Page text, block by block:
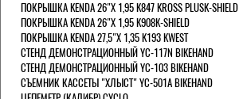
ПОКРЫШКА KENDA 26"Х 1,95 K847 KROSS PLUSK-SHIELD
ПОКРЫШКА KENDA 26"Х 1,95 K908K-SHIELD
ПОКРЫШКА KENDA 27,5"Х 1,35 K193 KWEST
СТЕНД ДЕМОНСТРАЦИОННЫЙ YC-117N BIKEHAND
СТЕНД ДЕМОНСТРАЦИОННЫЙ YC-103 BIKEHAND
СЪЕМНИК КАССЕТЫ "ХЛЫСТ" YC-501A BIKEHAND